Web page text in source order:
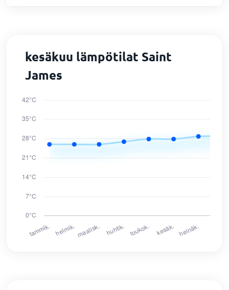
kesäkuu lämpötilat Saint
James